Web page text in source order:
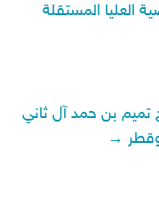
العليا المستقلة
تميم بن حمد آل ثاني
→